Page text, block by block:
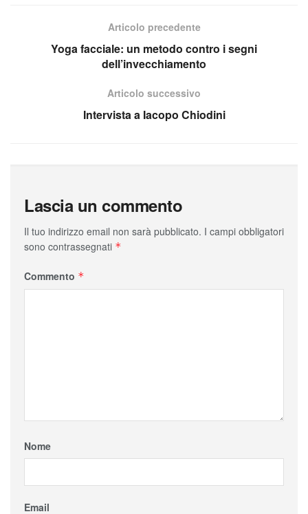
Articolo precedente
Yoga facciale: un metodo contro i segni
dell’invecchiamento
Articolo successivo
Intervista a Iacopo Chiodini
Lascia un commento
Il tuo indirizzo email non sarà pubblicato. I campi obbligatori
sono contrassegnati *
Commento *
Nome
Email